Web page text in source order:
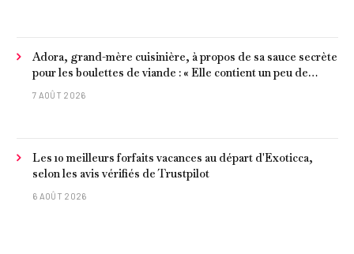
Adora, grand-mère cuisinière, à propos de sa sauce secrète
pour les boulettes de viande : « Elle contient un peu de
curcuma, du poivre, une poignée d'amandes et des tomates
7 AOÛT 2026
Les 10 meilleurs forfaits vacances au départ d'Exoticca,
selon les avis vérifiés de Trustpilot
6 AOÛT 2026